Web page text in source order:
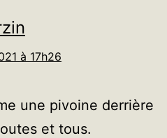
à 17h26
une pivoine derrière
et tous.